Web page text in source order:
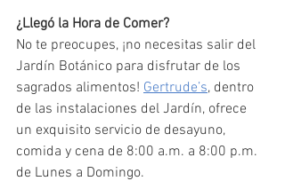
¿Llegó la Hora de Comer?
No te preocupes, ¡no necesitas salir del
Jardín Botánico para disfrutar de los
sagrados alimentos! Gertrude’s, dentro
de las instalaciones del Jardín, ofrece
un exquisito servicio de desayuno,
comida y cena de 8:00 a.m. a 8:00 p.m.
de Lunes a Domingo.